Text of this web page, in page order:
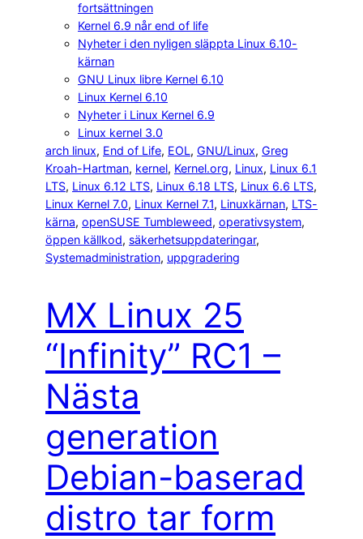
fortsättningen
Kernel 6.9 når end of life
Nyheter i den nyligen släppta Linux 6.10-
kärnan
GNU Linux libre Kernel 6.10
Linux Kernel 6.10
Nyheter i Linux Kernel 6.9
Linux kernel 3.0
arch linux, End of Life, EOL, GNU/Linux, Greg
Kroah-Hartman, kernel, Kernel.org, Linux, Linux 6.1
LTS, Linux 6.12 LTS, Linux 6.18 LTS, Linux 6.6 LTS
Linux Kernel 7.0, Linux Kernel 7.1, Linuxkärnan, LTS-
kärna, openSUSE Tumbleweed, operativsystem
öppen källkod, säkerhetsuppdateringar
Systemadministration, uppgradering
MX Linux 25
“Infinity” RC1 –
Nästa
generation
Debian-baserad
distro tar form